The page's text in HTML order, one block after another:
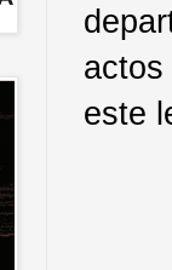
este